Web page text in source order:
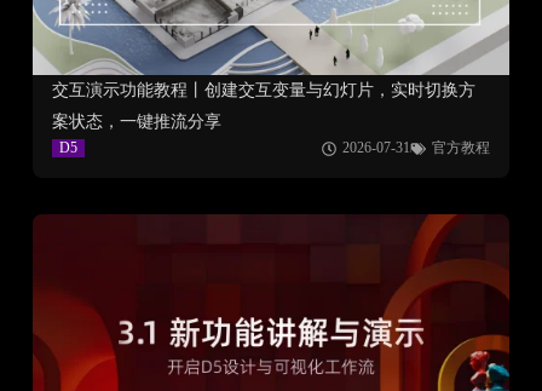
交互演示功能教程丨创建交互变量与幻灯片，实时切换方
案状态，一键推流分享
D5 2026-07-31 官方教程